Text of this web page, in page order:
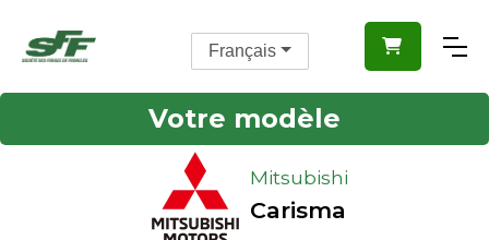

Votre modèle
Mitsubishi
Carisma
Français